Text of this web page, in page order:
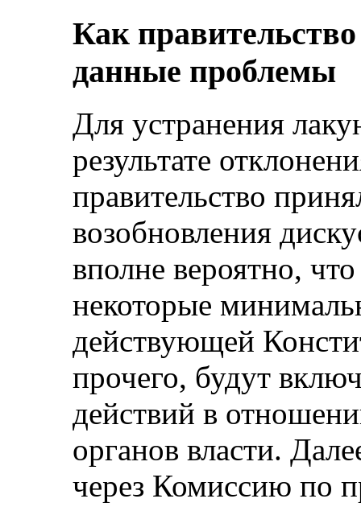
Как
данные проблемы
Для устранения
результате
правительство
возобновления
вполне вероятно,
некоторые
действующей
прочего, будут
действий в
органов власти.
через Комиссию по